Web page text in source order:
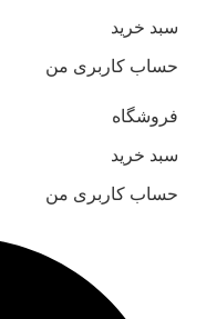
سبد خرید
حساب کاربری من
فروشگاه
سبد خرید
حساب کاربری من